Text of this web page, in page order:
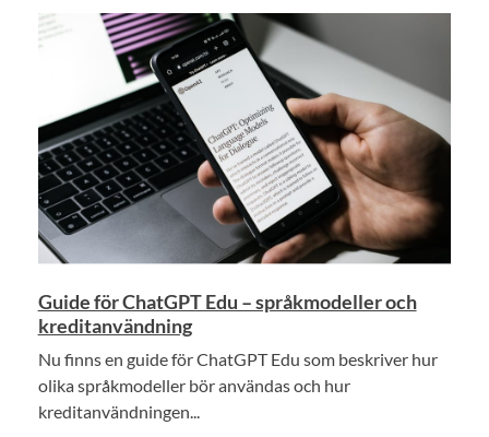
Guide för ChatGPT Edu – språkmodeller och
kreditanvändning
Nu finns en guide för ChatGPT Edu som beskriver hur
olika språkmodeller bör användas och hur
kreditanvändningen...